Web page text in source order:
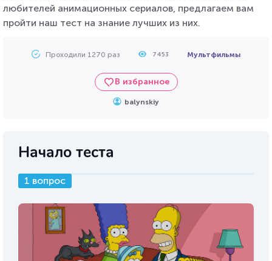
любителей анимационных сериалов, предлагаем вам
пройти наш тест на знание лучших из них.
Проходили 1270 раз 7453 Мультфильмы
В избранное
balynskiy
Начало теста
1 вопрос